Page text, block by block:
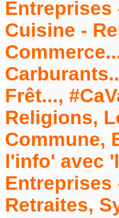
Entreprises
Cuisine -
Frêt...,
Religions,
Commune,
l'info' avec
Entreprises
Retraites,